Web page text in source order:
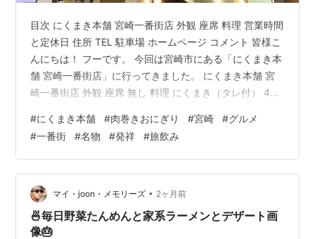
目次 にくまき本舗 宮崎一番街店 外観 座席 料理 営業時間
と定休日 住所 TEL 駐車場 ホームページ コメント 皆様こ
んにちは！ フーです。 今回は宮崎市にある「にくまき本
舗 宮崎一番街店」に行ってきました。 にくまき本舗 宮
崎一番街店 外観 座席 無し 料理 にくまき（タレ付） 400
日祝：12:00～3:00 定休日：無し 住所 宮崎県宮崎市橘通
西3-8-9 TEL 0985-20-2900 駐車場 無し ＊近くのパー
キングを利用 ホームページ nikumaki.jp コメント 宮崎旅
行でぜひ味わいたいご当地グルメのひとつ…
#にくまき本舗 #肉巻きおにぎり #宮崎 #グルメ
#一番街 #名物 #発祥 #旅飲み
マイ・joon・メモリーズ • 2ヶ月前
🍜毎日野菜たんめんと家系ラーメンとデザート画
像🎂